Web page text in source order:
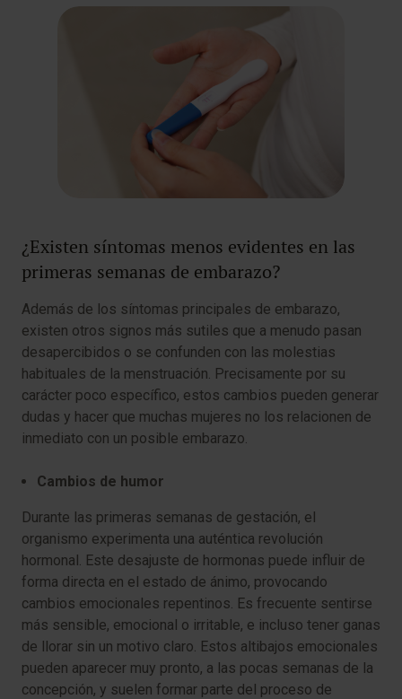
¿Existen síntomas menos evidentes en las
primeras semanas de embarazo?
Además de los síntomas principales de embarazo,
existen otros signos más sutiles que a menudo pasan
desapercibidos o se confunden con las molestias
habituales de la menstruación. Precisamente por su
carácter poco específico, estos cambios pueden generar
dudas y hacer que muchas mujeres no los relacionen de
inmediato con un posible embarazo.
Cambios de humor
Durante las primeras semanas de gestación, el
organismo experimenta una auténtica revolución
hormonal. Este desajuste de hormonas puede influir de
forma directa en el estado de ánimo, provocando
cambios emocionales repentinos. Es frecuente sentirse
más sensible, emocional o irritable, e incluso tener ganas
de llorar sin un motivo claro. Estos altibajos emocionales
pueden aparecer muy pronto, a las pocas semanas de la
concepción, y suelen formar parte del proceso de